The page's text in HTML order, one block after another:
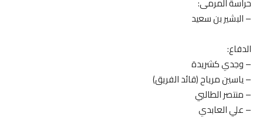
– البشير بن سعيد
الدفاع:
– وجدي كشريدة
– ياسين مرياح (قائد الفريق)
– منتصر الطالبي
– علي العابدي